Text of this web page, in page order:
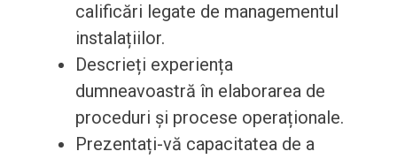
calificări legate de managementul
instalațiilor.
Descrieți experiența
dumneavoastră în elaborarea de
proceduri și procese operaționale.
Prezentați-vă capacitatea de a